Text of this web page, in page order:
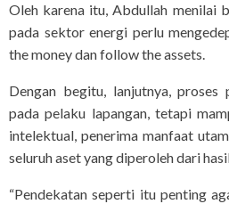
Oleh karena itu, Abdullah menilai
pada sektor energi perlu
the money dan follow the assets.
Dengan begitu, lanjutnya,
pada pelaku lapangan, tetapi
intelektual, penerima manfaat
seluruh aset yang diperoleh dari
“Pendekatan seperti itu penting